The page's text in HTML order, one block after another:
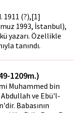
1911 (?),[1]
1993, İstanbul),
yazarı. Özellikle
tanındı.
1209m.)
Muhammed bin
ve Ebü'l-
Babasının